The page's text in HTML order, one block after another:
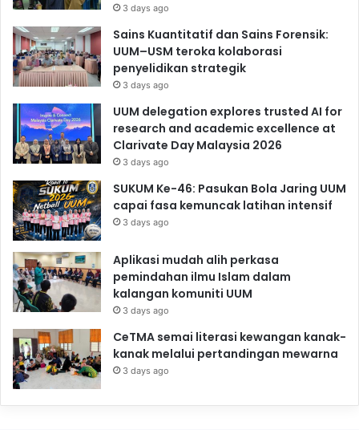
3 days ago
Sains Kuantitatif dan Sains Forensik:
UUM–USM teroka kolaborasi
penyelidikan strategik
3 days ago
UUM delegation explores trusted AI for
research and academic excellence at
Clarivate Day Malaysia 2026
3 days ago
SUKUM Ke-46: Pasukan Bola Jaring UUM
capai fasa kemuncak latihan intensif
3 days ago
Aplikasi mudah alih perkasa
pemindahan ilmu Islam dalam
kalangan komuniti UUM
3 days ago
CeTMA semai literasi kewangan kanak-
kanak melalui pertandingan mewarna
3 days ago